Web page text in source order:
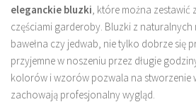
eleganckie bluzki , które można
częściami garderoby. Bluzki z naturalnych
bawełna czy jedwab, nie tylko dobrze się
przyjemne w noszeniu przez długie
kolorów i wzorów pozwala na stworzenie
zachowają profesjonalny wygląd.